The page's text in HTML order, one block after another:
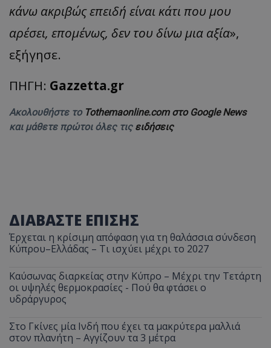
κάνω ακριβώς επειδή είναι κάτι που μου
αρέσει, επομένως, δεν του δίνω μια αξία»,
εξήγησε.
ΠΗΓΗ: Gazzetta.gr
Ακολουθήστε το Tothemaonline.com στο Google News
και μάθετε πρώτοι όλες τις ειδήσεις
ΔΙΑΒΑΣΤΕ ΕΠΙΣΗΣ
Έρχεται η κρίσιμη απόφαση για τη θαλάσσια σύνδεση
Κύπρου–Ελλάδας – Τι ισχύει μέχρι το 2027
Καύσωνας διαρκείας στην Κύπρο – Μέχρι την Τετάρτη
οι υψηλές θερμοκρασίες - Πού θα φτάσει ο
υδράργυρος
Στο Γκίνες μία Ινδή που έχει τα μακρύτερα μαλλιά
στον πλανήτη – Αγγίζουν τα 3 μέτρα